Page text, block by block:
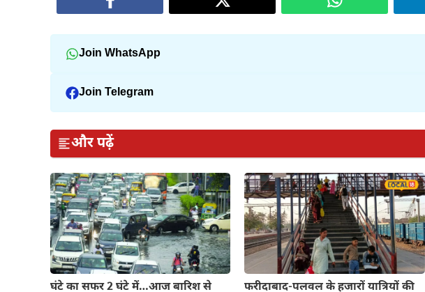
Join WhatsApp
Join Telegram
और पढ़ें
घंटे का सफर 2 घंटे में…आज बारिश से
फरीदाबाद-पलवल के हजारों यात्रियों की